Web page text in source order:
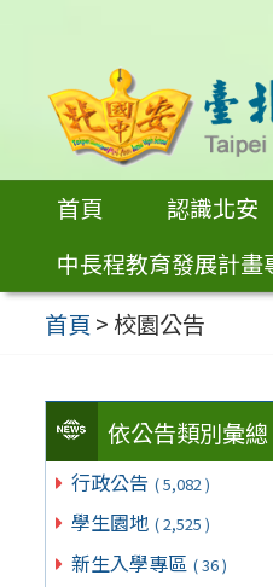
內
首頁 認識北安
中長程教育發展計畫
首頁 >校園公告
依公告類別彙總
行政公告 ( 5,082 )
學生園地 ( 2,525 )
新生入學專區 ( 36 )